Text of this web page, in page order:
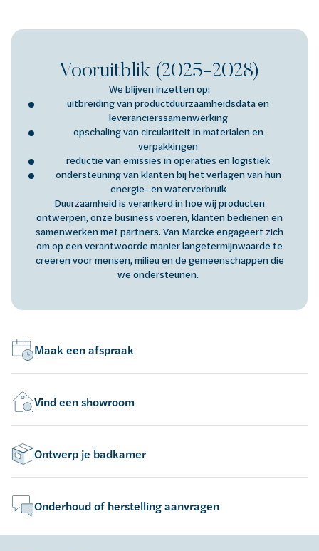
Vooruitblik (2025-2028)
We blijven inzetten op:
uitbreiding van productduurzaamheidsdata en
leverancierssamenwerking
opschaling van circulariteit in materialen en
verpakkingen
reductie van emissies in operaties en logistiek
ondersteuning van klanten bij het verlagen van hun
energie- en waterverbruik
Duurzaamheid is verankerd in hoe wij producten
ontwerpen, onze business voeren, klanten bedienen en
samenwerken met partners. Van Marcke engageert zich
om op een verantwoorde manier langetermijnwaarde te
creëren voor mensen, milieu en de gemeenschappen die
we ondersteunen.
Maak een afspraak
Vind een showroom
Ontwerp je badkamer
Onderhoud of herstelling aanvragen